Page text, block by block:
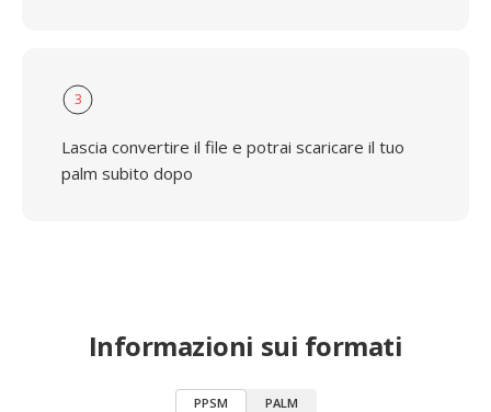
3
Lascia convertire il file e potrai scaricare il tuo
palm subito dopo
Informazioni sui formati
PPSM PALM